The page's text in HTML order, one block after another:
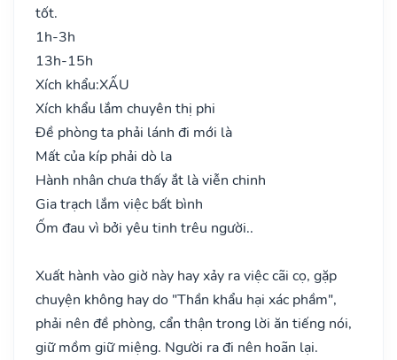
tốt.
1h-3h
13h-15h
Xích khẩu:XẤU
Xích khẩu lắm chuyên thị phi
Đề phòng ta phải lánh đi mới là
Mất của kíp phải dò la
Hành nhân chưa thấy ắt là viễn chinh
Gia trạch lắm việc bất bình
Ốm đau vì bởi yêu tinh trêu người..
Xuất hành vào giờ này hay xảy ra việc cãi cọ, gặp
chuyện không hay do "Thần khẩu hại xác phầm",
phải nên đề phòng, cẩn thận trong lời ăn tiếng nói,
giữ mồm giữ miệng. Người ra đi nên hoãn lại.